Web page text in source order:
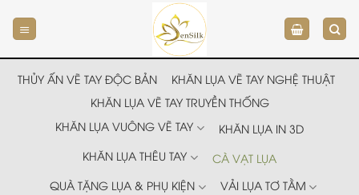
đến
nội
dung
THỦY ẤN VẼ TAY ĐỘC BẢN
KHĂN LỤA VẼ TAY NGHỆ THUẬT
KHĂN LỤA VẼ TAY TRUYỀN THỐNG
KHĂN LỤA VUÔNG VẼ TAY
KHĂN LỤA IN 3D
KHĂN LỤA THÊU TAY
CÀ VẠT LỤA
QUÀ TẶNG LỤA & PHỤ KIỆN
VẢI LỤA TƠ TẰM